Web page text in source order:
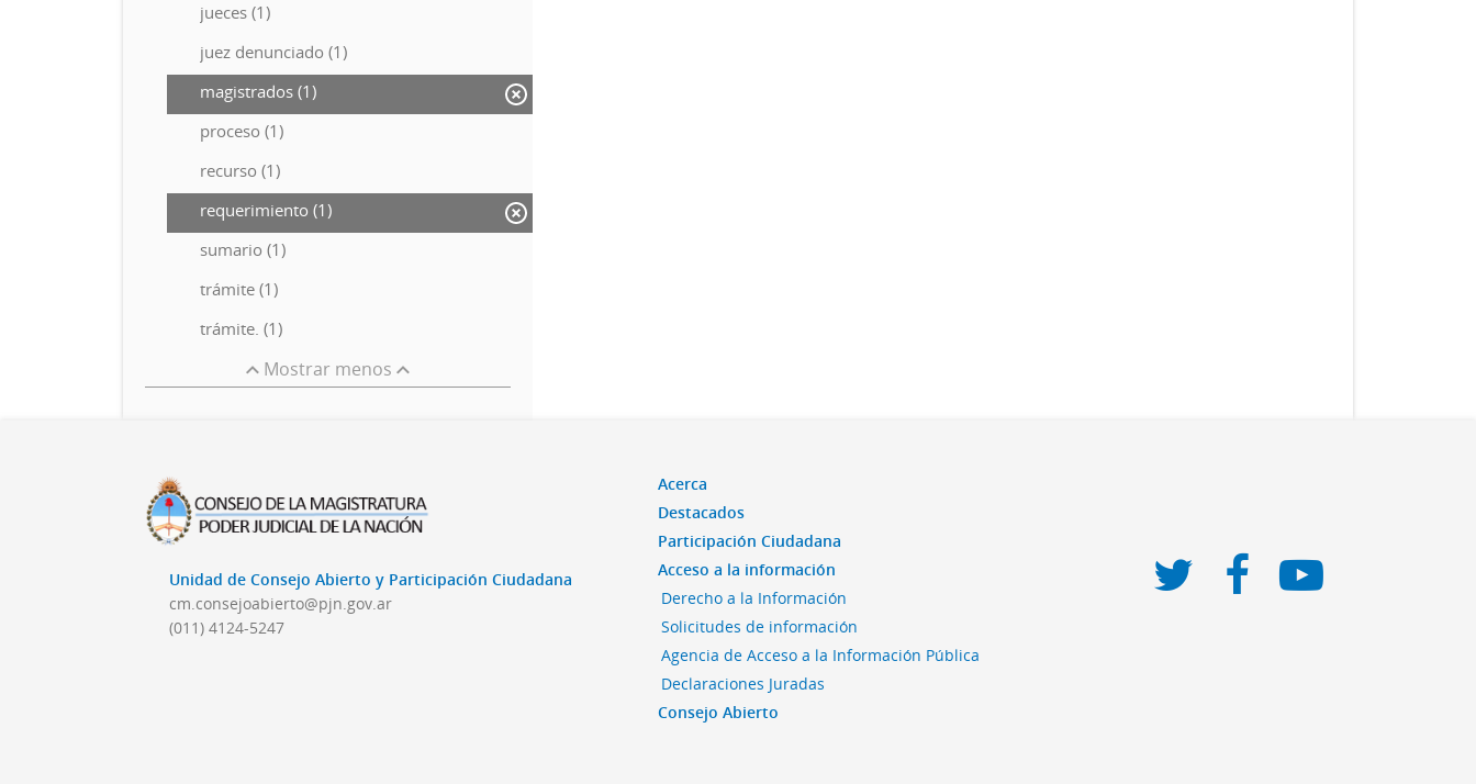
jueces (1)
juez denunciado (1)
magistrados (1)
proceso (1)
recurso (1)
requerimiento (1)
sumario (1)
trámite (1)
trámite. (1)
Mostrar menos
Unidad de Consejo Abierto y Participación Ciudadana
cm.consejoabierto@pjn.gov.ar
(011) 4124-5247
Acerca
Destacados
Participación Ciudadana
Acceso a la información
Derecho a la Información
Solicitudes de información
Agencia de Acceso a la Información Pública
Declaraciones Juradas
Consejo Abierto